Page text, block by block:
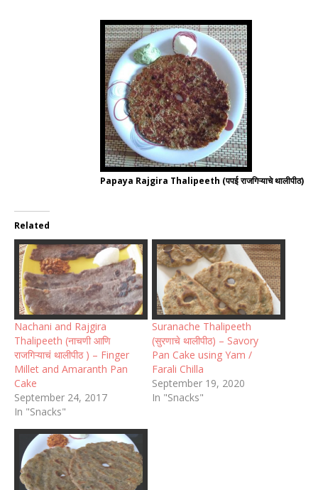
Papaya Rajgira Thalipeeth (पपई राजगिऱ्याचे थालीपीठ)
Related
Nachani and Rajgira
Thalipeeth (नाचणी आणि
राजगिऱ्याचं थालीपीठ ) – Finger
Millet and Amaranth Pan
Cake
September 24, 2017
In "Snacks"
Suranache Thalipeeth
(सुरणाचे थालीपीठ) – Savory
Pan Cake using Yam /
Farali Chilla
September 19, 2020
In "Snacks"